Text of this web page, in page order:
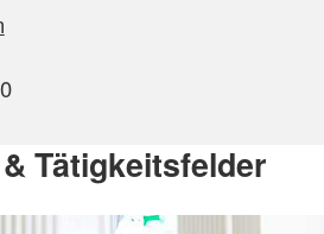
Tätigkeitsfelder